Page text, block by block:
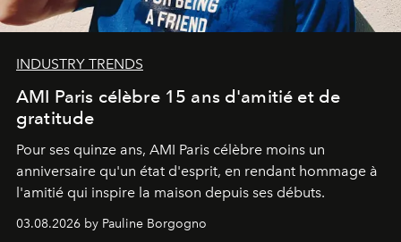
INDUSTRY TRENDS
AMI Paris célèbre 15 ans d'amitié et de
gratitude
Pour ses quinze ans, AMI Paris célèbre moins un
anniversaire qu'un état d'esprit, en rendant hommage à
l'amitié qui inspire la maison depuis ses débuts.
03.08.2026 by Pauline Borgogno